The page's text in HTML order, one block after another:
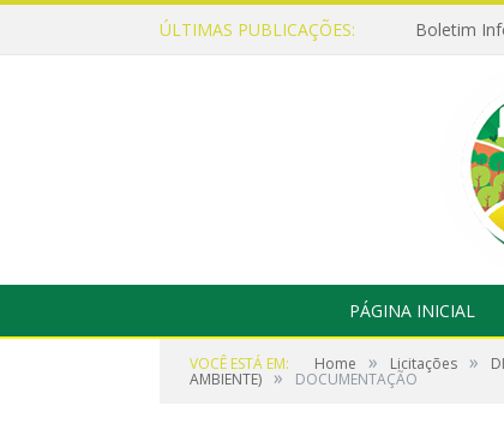
ÚLTIMAS PUBLICAÇÕES: Boletim
PÁGINA INICIAL
VOCÊ ESTÁ EM: Home » Licitações »
AMBIENTE) » DOCUMENTAÇÃO